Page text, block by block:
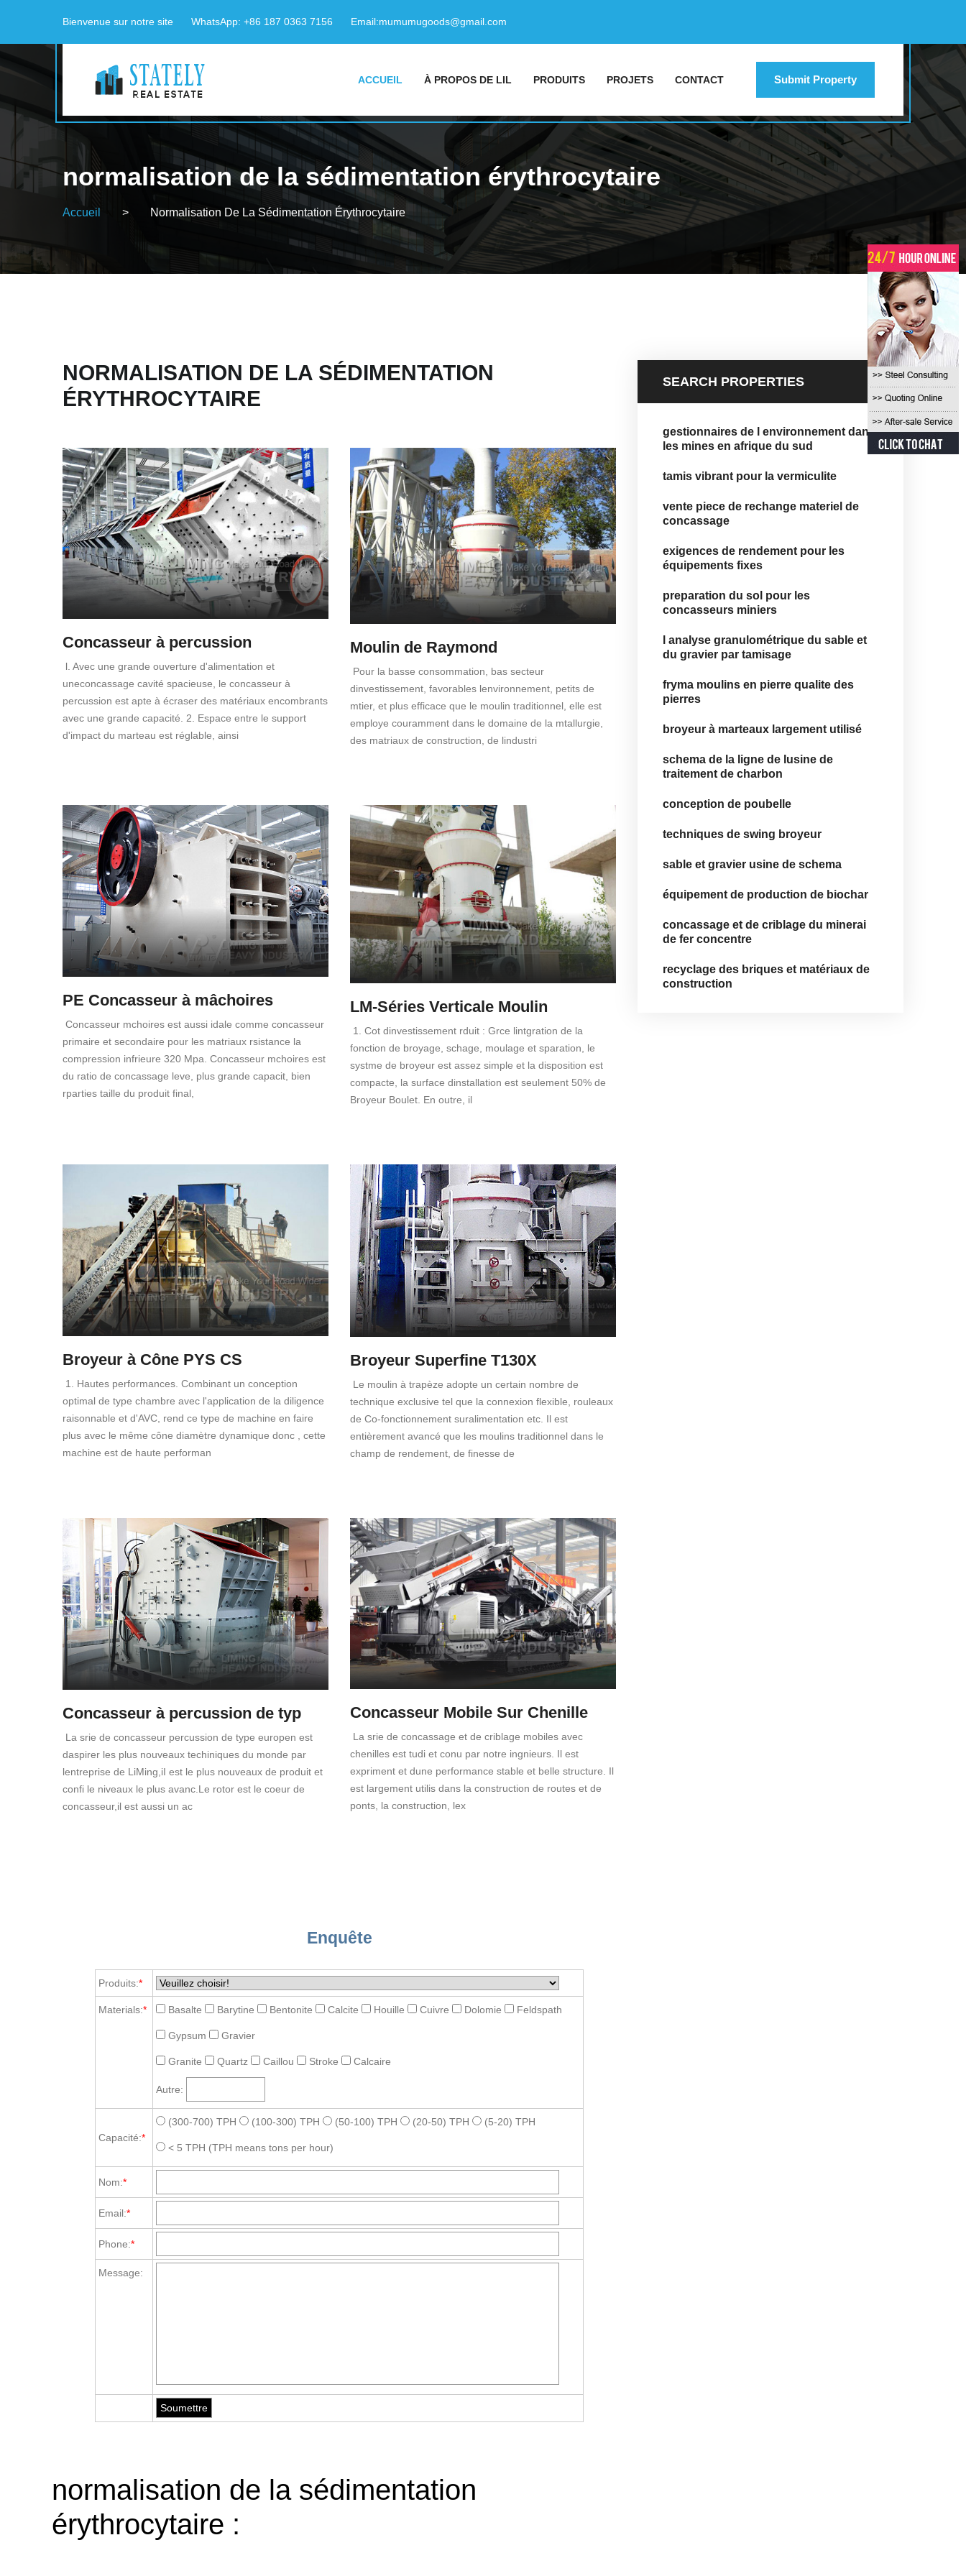
Bienvenue sur notre site WhatsApp: +86 187 0363 7156 Email:mumumugoods@gmail.com
ACCUEIL À PROPOS DE LIL PRODUITS PROJETS CONTACT Submit Property
normalisation de la sédimentation érythrocytaire
Accueil > Normalisation De La Sédimentation Érythrocytaire
NORMALISATION DE LA SÉDIMENTATION
ÉRYTHROCYTAIRE
Concasseur à percussion
l. Avec une grande ouverture d'alimentation et
uneconcassage cavité spacieuse, le concasseur à
percussion est apte à écraser des matériaux encombrants
avec une grande capacité. 2. Espace entre le support
d'impact du marteau est réglable, ainsi
Moulin de Raymond
Pour la basse consommation, bas secteur
dinvestissement, favorables lenvironnement, petits de
mtier, et plus efficace que le moulin traditionnel, elle est
employe couramment dans le domaine de la mtallurgie,
des matriaux de construction, de lindustri
PE Concasseur à mâchoires
Concasseur mchoires est aussi idale comme concasseur
primaire et secondaire pour les matriaux rsistance la
compression infrieure 320 Mpa. Concasseur mchoires est
du ratio de concassage leve, plus grande capacit, bien
rparties taille du produit final,
LM-Séries Verticale Moulin
1. Cot dinvestissement rduit : Grce lintgration de la
fonction de broyage, schage, moulage et sparation, le
systme de broyeur est assez simple et la disposition est
compacte, la surface dinstallation est seulement 50% de
Broyeur Boulet. En outre, il
Broyeur à Cône PYS CS
1. Hautes performances. Combinant un conception
optimal de type chambre avec l'application de la diligence
raisonnable et d'AVC, rend ce type de machine en faire
plus avec le même cône diamètre dynamique donc , cette
machine est de haute performan
Broyeur Superfine T130X
Le moulin à trapèze adopte un certain nombre de
technique exclusive tel que la connexion flexible, rouleaux
de Co-fonctionnement suralimentation etc. Il est
entièrement avancé que les moulins traditionnel dans le
champ de rendement, de finesse de
Concasseur à percussion de typ
La srie de concasseur percussion de type europen est
daspirer les plus nouveaux techiniques du monde par
lentreprise de LiMing,iI est le plus nouveaux de produit et
confi le niveaux le plus avanc.Le rotor est le coeur de
concasseur,il est aussi un ac
Concasseur Mobile Sur Chenille
La srie de concassage et de criblage mobiles avec
chenilles est tudi et conu par notre ingnieurs. Il est
expriment et dune performance stable et belle structure. Il
est largement utilis dans la construction de routes et de
ponts, la construction, lex
Enquête
Produits:*
Materials:* Basalte Barytine Bentonite Calcite Houille Cuivre Dolomie Feldspath
Gypsum Gravier
Granite Quartz Caillou Stroke Calcaire
Autre:
Capacité:*
(300-700) TPH (100-300) TPH (50-100) TPH (20-50) TPH (5-20) TPH
< 5 TPH (TPH means tons per hour)
Nom:*
Email:*
Phone:*
Message:
normalisation de la sédimentation
érythrocytaire :
SEARCH PROPERTIES
gestionnaires de l environnement dans
les mines en afrique du sud
tamis vibrant pour la vermiculite
vente piece de rechange materiel de
concassage
exigences de rendement pour les
équipements fixes
preparation du sol pour les
concasseurs miniers
l analyse granulométrique du sable et
du gravier par tamisage
fryma moulins en pierre qualite des
pierres
broyeur à marteaux largement utilisé
schema de la ligne de lusine de
traitement de charbon
conception de poubelle
techniques de swing broyeur
sable et gravier usine de schema
équipement de production de biochar
concassage et de criblage du minerai
de fer concentre
recyclage des briques et matériaux de
construction